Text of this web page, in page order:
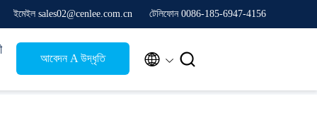
ইমেইল sales02@cenlee.com.cn টেলিফোন 0086-185-6947-4156
আবেদন A উদ্ধৃতি  